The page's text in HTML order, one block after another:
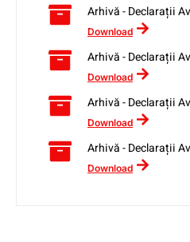
Arhivă - Declarații
Download
Arhivă - Declarații
Download
Arhivă - Declarații
Download
Arhivă - Declarații
Download